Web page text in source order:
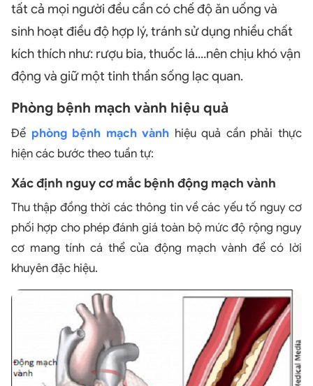
tất cả mọi người đều cần có chế độ ăn uống và
sinh hoạt điều độ hợp lý, tránh sử dụng nhiều chất
kích thích như: rượu bia, thuốc lá....nên chịu khó vận
động và giữ một tinh thần sống lạc quan.
Phòng bệnh mạch vành hiệu quả
Để phòng bệnh mạch vành hiệu quả cần phải thực
hiện các bước theo tuần tự:
Xác định nguy cơ mắc bệnh động mạch vành
Thu thập đồng thời các thông tin về các yếu tố nguy cơ
phối hợp cho phép đánh giá toàn bộ mức độ rộng nguy
cơ mang tính cá thể của động mạch vành để có lời
khuyên đặc hiệu.